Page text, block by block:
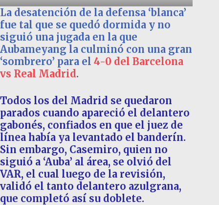
La desatención de la defensa ‘blanca’
fue tal que se quedó dormida y no
siguió una jugada en la que
Aubameyang la culminó con una gran
‘sombrero’ para el 4-0 del Barcelona
vs Real Madrid.
Todos los del Madrid se quedaron
parados cuando apareció el delantero
gabonés, confiados en que el juez de
línea había ya levantado el banderín.
Sin embargo, Casemiro, quien no
siguió a ‘Auba’ al área, se olvió del
VAR, el cual luego de la revisión,
validó el tanto delantero azulgrana,
que completó así su doblete.